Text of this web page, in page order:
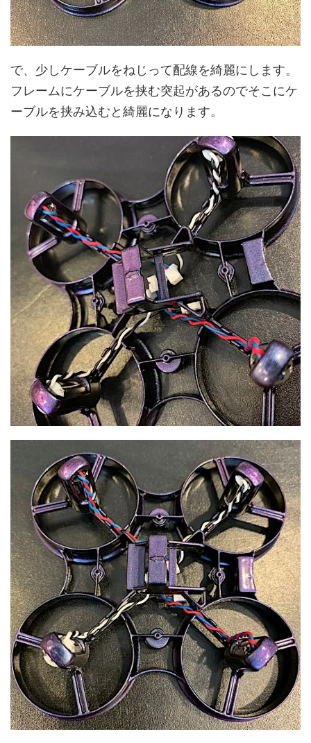
で、少しケーブルをねじって配線を綺麗にします。
フレームにケーブルを挟む突起があるのでそこにケ
ーブルを挟み込むと綺麗になります。